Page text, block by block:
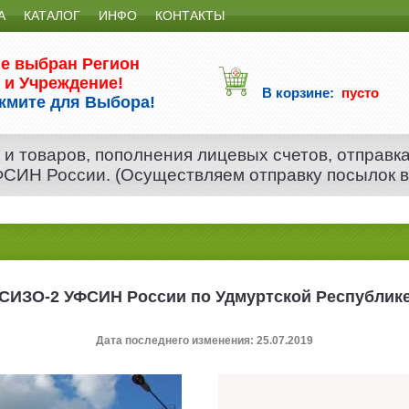
КАТАЛОГ ИНФО КОНТАКТЫ
выбран Регион
и Учреждение!
для Выбора!
В корзине: пусто
и товаров, пополнения лицевых счетов,
России. (Осуществляем отправку посылок
2 УФСИН России по Удмуртской
Дата последнего изменения: 25.07.2019